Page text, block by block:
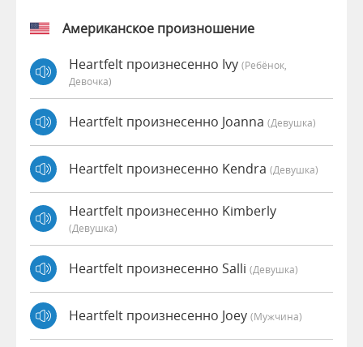
Американское произношение
Heartfelt произнесенно Ivy (Ребёнок,
Девочка)
Heartfelt произнесенно Joanna (девушка)
Heartfelt произнесенно Kendra (девушка)
Heartfelt произнесенно Kimberly
(девушка)
Heartfelt произнесенно Salli (девушка)
Heartfelt произнесенно Joey (мужчина)